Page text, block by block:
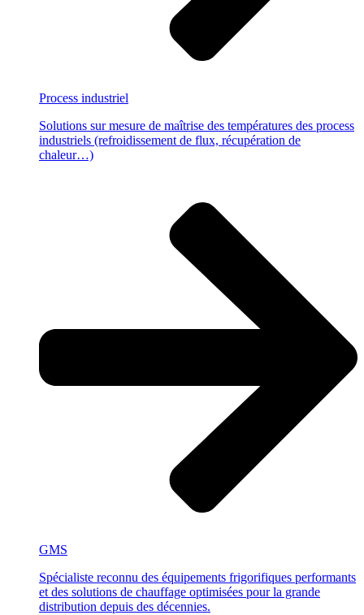
Process industriel
Solutions sur mesure de maîtrise des températures des process
industriels (refroidissement de flux, récupération de
chaleur…)
GMS
Spécialiste reconnu des équipements frigorifiques performants
et des solutions de chauffage optimisées pour la grande
distribution depuis des décennies.